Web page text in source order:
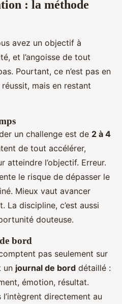
: la méthode
avez un objectif à
et l’angoisse de tout
Pourtant, ce n’est pas en
mais en restant
un challenge est de 2 à 4
de tout accélérer,
atteindre l’objectif. Erreur.
le risque de dépasser le
Mieux vaut avancer
La discipline, c’est aussi
douteuse.
bord
pas seulement sur
un journal de bord détaillé :
émotion, résultat.
directement au